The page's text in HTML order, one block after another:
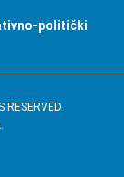
politički
RESERVED.